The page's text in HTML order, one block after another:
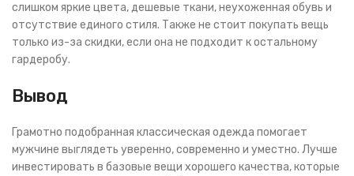
слишком яркие цвета, дешевые ткани, неухоженная обувь и
отсутствие единого стиля. Также не стоит покупать вещь
только из-за скидки, если она не подходит к остальному
гардеробу.
Вывод
Грамотно подобранная классическая одежда помогает
мужчине выглядеть уверенно, современно и уместно. Лучше
инвестировать в базовые вещи хорошего качества, которые